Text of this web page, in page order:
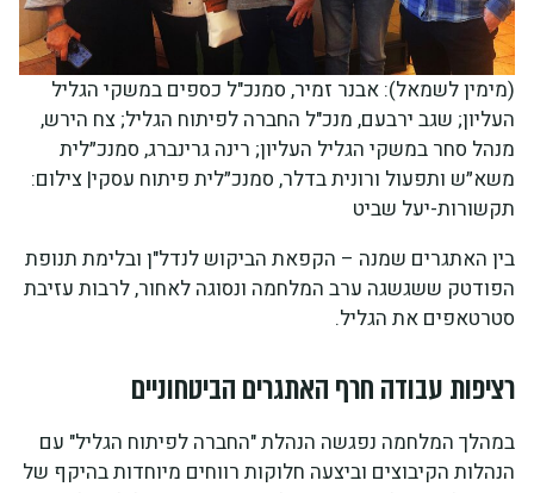
(מימין לשמאל): אבנר זמיר, סמנכ"ל כספים במשקי הגליל
העליון; שגב ירבעם, מנכ"ל החברה לפיתוח הגליל; צח הירש,
מנהל סחר במשקי הגליל העליון; רינה גרינברג, סמנכ״לית
משא״ש ותפעול ורונית בדלר, סמנכ״לית פיתוח עסקי| צילום:
תקשורות-יעל שביט
בין האתגרים שמנה – הקפאת הביקוש לנדל"ן ובלימת תנופת
הפודטק ששגשגה ערב המלחמה ונסוגה לאחור, לרבות עזיבת
סטרטאפים את הגליל.
רציפות עבודה חרף האתגרים הביטחוניים
במהלך המלחמה נפגשה הנהלת "החברה לפיתוח הגליל" עם
הנהלות הקיבוצים וביצעה חלוקות רווחים מיוחדות בהיקף של